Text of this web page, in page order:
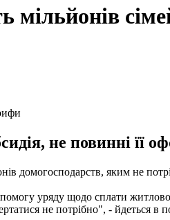
мільйонів
не повинні її
домогосподарств, яким не
уряду щодо сплати
не потрібно", - йдеться в